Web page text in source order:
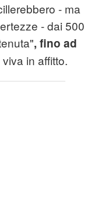
- ma
- dai 500
, fino ad
in affitto.